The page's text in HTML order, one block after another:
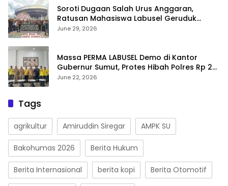
Soroti Dugaan Salah Urus Anggaran,
Ratusan Mahasiswa Labusel Geruduk
Kantor Gubernur Sumut Desak Pengusutan
June 29, 2026
Massa PERMA LABUSEL Demo di Kantor
Gubernur Sumut, Protes Hibah Polres Rp 25
M-Desak Pilkades
June 22, 2026
Tags
agrikultur Amiruddin Siregar AMPK SU
Bakohumas 2026 Berita Hukum
Berita Internasional berita kopi Berita Otomotif